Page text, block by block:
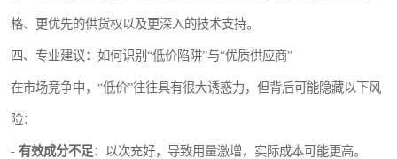
格、更优先的供货权以及更深入的技术支持。
四、专业建议：如何识别“低价陷阱”与“优质供应商”
在市场竞争中，“低价”往往具有很大诱惑力，但背后可能隐藏以下风
险：
- 有效成分不足：以次充好，导致用量激增，实际成本可能更高。